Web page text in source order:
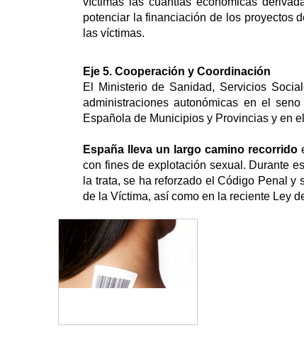
potenciar la financiación de los proyectos
las víctimas.
Eje 5. Cooperación y Coordinación
El Ministerio de Sanidad, Servicios
administraciones autonómicas en el
Española de Municipios y Provincias y en
España lleva un largo camino recorrido
con fines de explotación sexual. Durante
la trata, se ha reforzado el Código Penal
de la Víctima, así como en la reciente Ley